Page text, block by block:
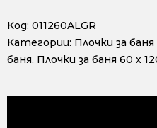
Код: 011260ALGR
Категории: Плочки за
баня, Плочки за баня 60 х